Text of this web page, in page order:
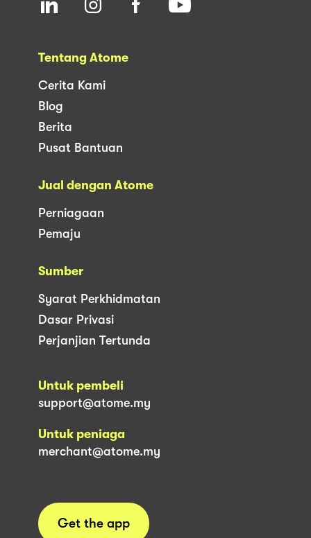
Tentang Atome
Cerita Kami
Blog
Berita
Pusat Bantuan
Jual dengan Atome
Perniagaan
Pemaju
Sumber
Syarat Perkhidmatan
Dasar Privasi
Perjanjian Tertunda
Untuk pembeli
support@atome.my
Untuk peniaga
merchant@atome.my
Get the app